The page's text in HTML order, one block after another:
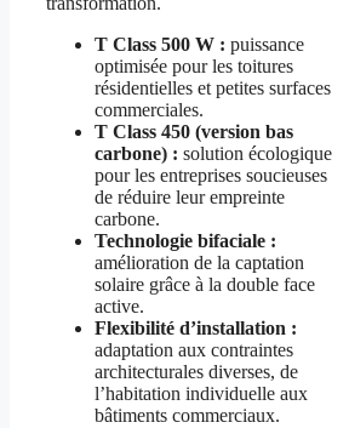
T Class 500 W : puissance
optimisée pour les toitures
résidentielles et petites surfaces
commerciales.
T Class 450 (version bas
carbone) : solution écologique
pour les entreprises soucieuses
de réduire leur empreinte
carbone.
Technologie bifaciale :
amélioration de la captation
solaire grâce à la double face
active.
Flexibilité d’installation :
adaptation aux contraintes
architecturales diverses, de
l’habitation individuelle aux
bâtiments commerciaux.